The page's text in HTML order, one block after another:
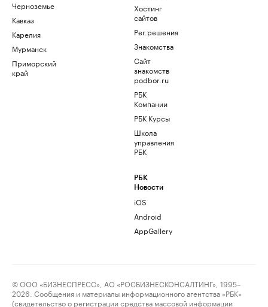
Черноземье
Кавказ
Карелия
Мурманск
Приморский
край
Хостинг
сайтов
Рег.решения
Знакомства
Сайт
знакомств
podbor.ru
РБК
Компании
РБК Курсы
Школа
управления
РБК
РБК
Новости
iOS
Android
AppGallery
© ООО «БИЗНЕСПРЕСС», АО «РОСБИЗНЕСКОНСАЛТИНГ», 1995–
2026. Сообщения и материалы информационного агентства «РБК»
(свидетельство о регистрации средства массовой информации